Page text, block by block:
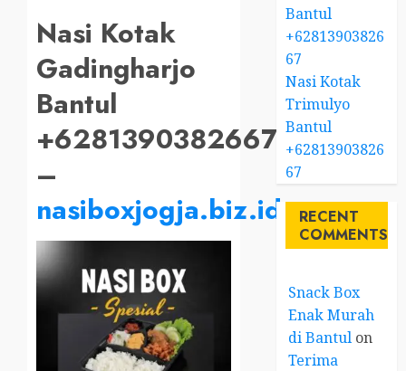
Nasi Kotak
Gadingharjo
Bantul
+6281390382667
–
nasiboxjogja.biz.id
Bantul
+62813903826
67
Nasi Kotak
Trimulyo
Bantul
+62813903826
67
RECENT
COMMENTS
Snack Box
Enak Murah
di Bantul on
Terima